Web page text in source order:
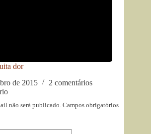
dor
de 2015
2 comentários
não será publicado. Campos obrigatórios